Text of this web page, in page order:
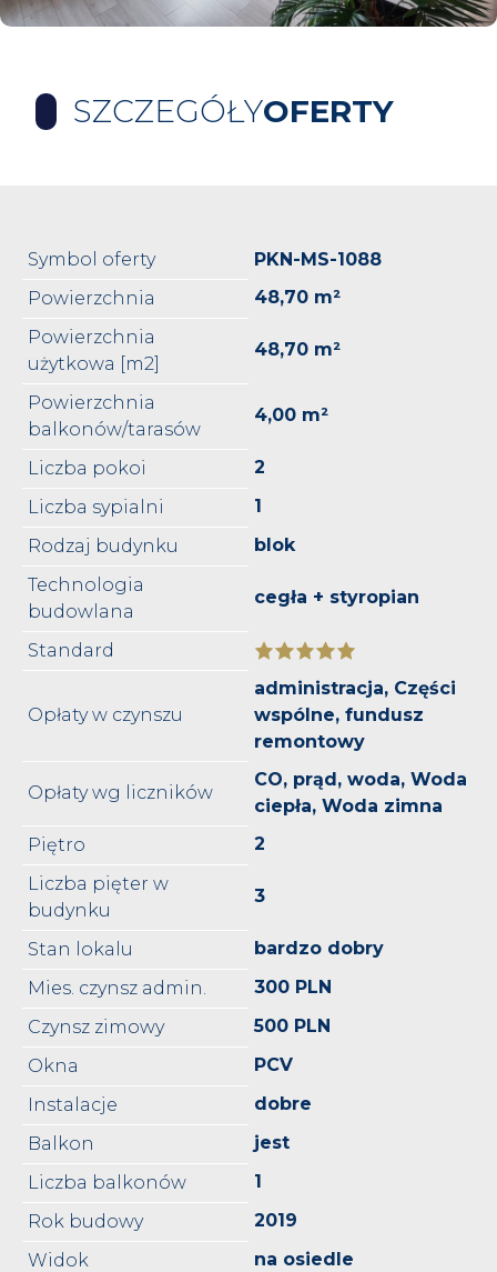
SZCZEGÓŁYOFERTY
Symbol oferty
PKN-MS-1088
Powierzchnia
48,70 m²
Powierzchnia
użytkowa [m2]
48,70 m²
Powierzchnia
balkonów/tarasów
4,00 m²
Liczba pokoi
2
Liczba sypialni
1
Rodzaj budynku
blok
Technologia
budowlana
cegła + styropian
Standard
Opłaty w czynszu
administracja, Części
wspólne, fundusz
remontowy
Opłaty wg liczników
CO, prąd, woda, Woda
ciepła, Woda zimna
Piętro
2
Liczba pięter w
budynku
3
Stan lokalu
bardzo dobry
Mies. czynsz admin.
300 PLN
Czynsz zimowy
500 PLN
Okna
PCV
Instalacje
dobre
Balkon
jest
Liczba balkonów
1
Rok budowy
2019
Widok
na osiedle